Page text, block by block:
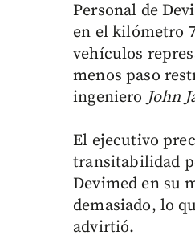
Personal de
en el kilómetro
vehículos
menos paso
ingenieroJohn
El ejecutivo
transitabilidad
Devimed en su
demasiado, lo
advirtió.